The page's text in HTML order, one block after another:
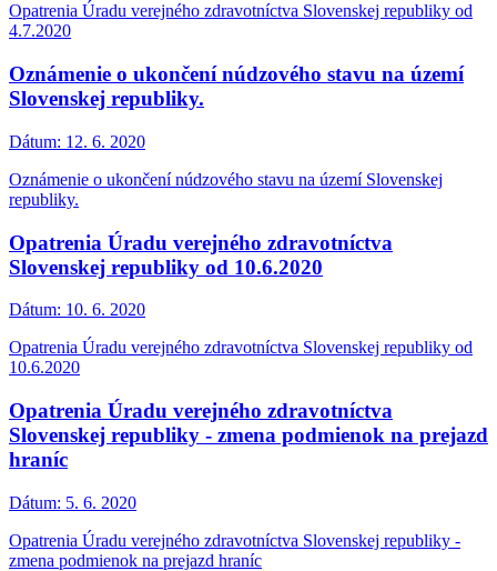
Opatrenia Úradu verejného zdravotníctva Slovenskej republiky od
4.7.2020
Oznámenie o ukončení núdzového stavu na území
Slovenskej republiky.
Dátum: 12. 6. 2020
Oznámenie o ukončení núdzového stavu na území Slovenskej
republiky.
Opatrenia Úradu verejného zdravotníctva
Slovenskej republiky od 10.6.2020
Dátum: 10. 6. 2020
Opatrenia Úradu verejného zdravotníctva Slovenskej republiky od
10.6.2020
Opatrenia Úradu verejného zdravotníctva
Slovenskej republiky - zmena podmienok na prejazd
hraníc
Dátum: 5. 6. 2020
Opatrenia Úradu verejného zdravotníctva Slovenskej republiky -
zmena podmienok na prejazd hraníc